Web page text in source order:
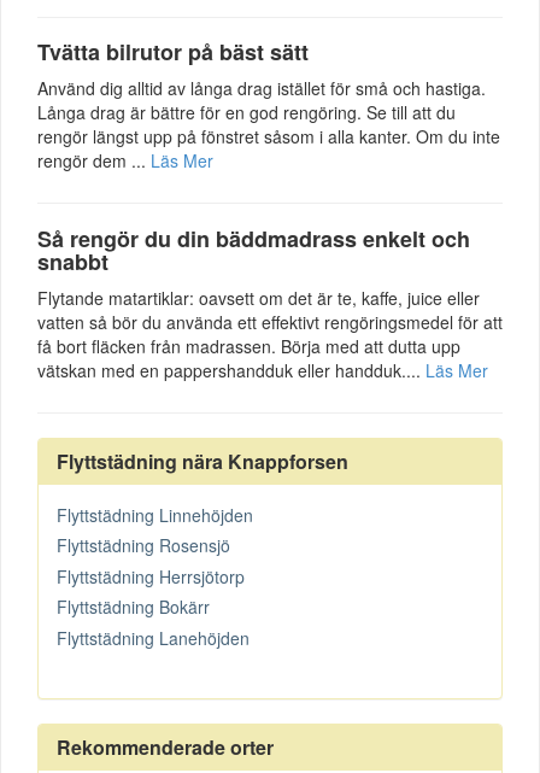
Tvätta bilrutor på bäst sätt
Använd dig alltid av långa drag istället för små och hastiga.
Långa drag är bättre för en god rengöring. Se till att du
rengör längst upp på fönstret såsom i alla kanter. Om du inte
rengör dem ... Läs Mer
Så rengör du din bäddmadrass enkelt och
snabbt
Flytande matartiklar: oavsett om det är te, kaffe, juice eller
vatten så bör du använda ett effektivt rengöringsmedel för att
få bort fläcken från madrassen. Börja med att dutta upp
vätskan med en pappershandduk eller handduk.... Läs Mer
Flyttstädning nära Knappforsen
Flyttstädning Linnehöjden
Flyttstädning Rosensjö
Flyttstädning Herrsjötorp
Flyttstädning Bokärr
Flyttstädning Lanehöjden
Rekommenderade orter